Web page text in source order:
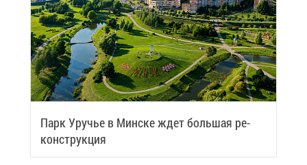
Парк Уру­чье в Мин­ске ждет боль­шая ре­
кон­струк­ция